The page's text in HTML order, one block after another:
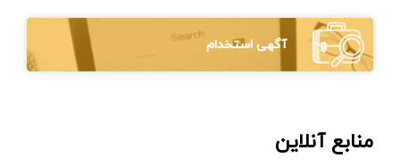
آگهی استخدام
منابع آنلاین